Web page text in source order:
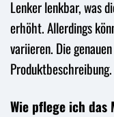
Lenker lenkbar, was
erhöht. Allerdings
variieren. Die
Produktbeschreibung.
Wie pflege ich